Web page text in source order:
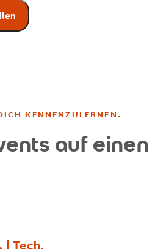
KENNENZULERNEN.
auf einen
| Tech,